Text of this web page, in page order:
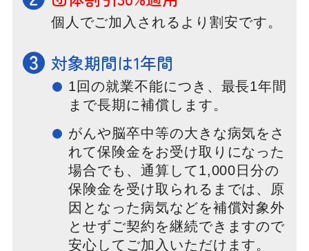
個人でご加入されるより割安です。
❸ 対象期間は1年間
1回の就業不能につき、最長1年間
まで長期に補償します。
がんや脳卒中等の大きな病気をさ
れて保険金をお受け取りになった
場合でも、通算して1,000日分の
保険金を受け取られるまでは、原
因となった病気などを補償対象外
とせずご契約を継続できますので
安心してご加入いただけます。